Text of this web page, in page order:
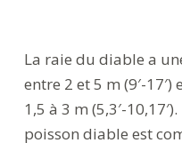
La raie du diable a
entre 2 et 5 m (9′-
1,5 à 3 m (5,3′-
poisson diable est